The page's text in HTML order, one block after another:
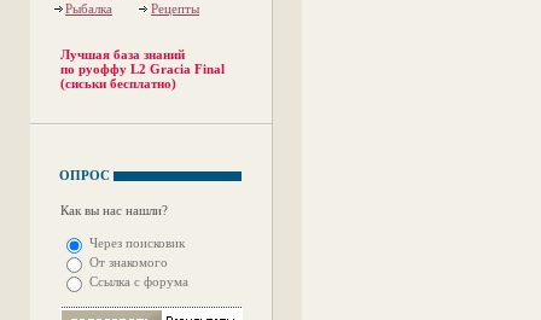
Рыбалка
Рецепты
Лучшая база знаний
по руоффу L2 Gracia Final
(сиськи бесплатно)
ОПРОС
Как вы нас нашли?
Через поисковик
От знакомого
Ссылка с форума